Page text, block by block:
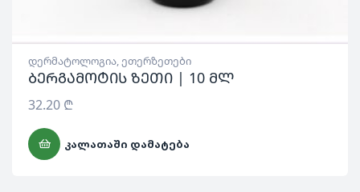
დერმატოლოგია,ეთერზეთები
ბერგამოტის ზეთი | 10 მლ
32.20 ₾
ᲙᲐᲚᲐᲗᲐᲨᲘ ᲓᲐᲛᲐᲢᲔᲑᲐ